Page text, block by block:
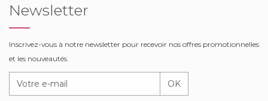
Newsletter
Inscrivez-vous à notre newsletter pour recevoir nos offres promotionnelles
et les nouveautés.
OK